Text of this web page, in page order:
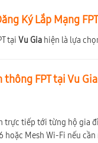
Ký Lắp Mạng
tại Vu Gia hiện là lựa
FPT tại Vu Gia
trực tiếp tới từng hộ gia
Mesh Wi-Fi nếu